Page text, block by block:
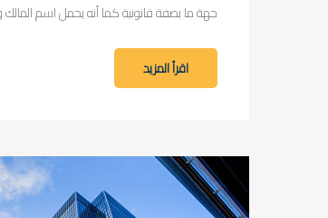
جهة ما بصفة قانونية كما أنه يحمل اسم
اقرأ المزيد